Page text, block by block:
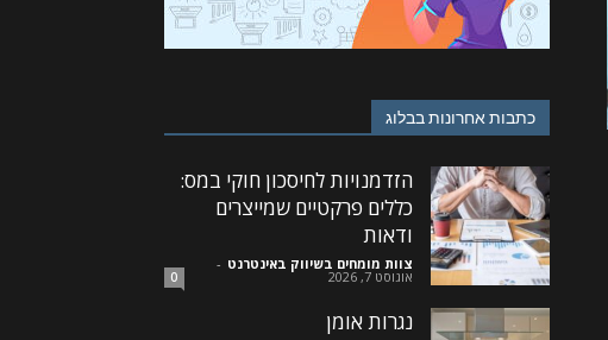
כתבות אחרונות בבלוג
הזדמנויות לחיסכון חוקי במס:
כללים פרקטיים שמייצרים
ודאות
צוות מומחים בשיווק באינטרנט -
אוגוסט 7, 2026 0
נגרות אומן